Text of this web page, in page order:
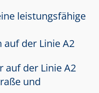
leistungsfähige
der Linie A2
auf der Linie A2
und